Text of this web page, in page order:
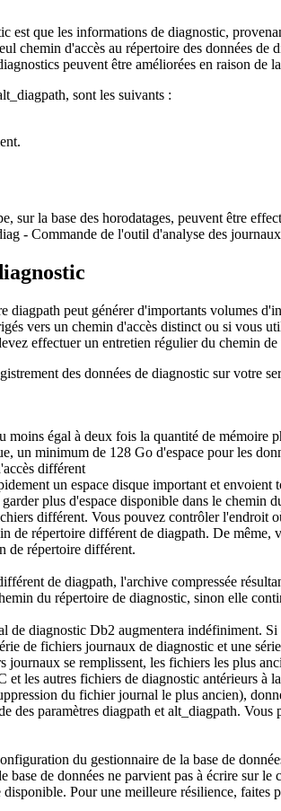
que les informations de diagnostic,
chemin d'accès au répertoire des données
peuvent être améliorées en raison
, sont les suivants :
la base des horodatages, peuvent être
- Commande de l'outil d'analyse des
diagpath peut générer d'importants volumes
vers un chemin d'accès distinct ou si vous
effectuer un entretien régulier du chemin
des données de diagnostic sur votre
égal à deux fois la quantité de
un minimum de 128 Go d'espace pour les
différent
un espace disque important et envoient
plus d'espace disponible dans le chemin
différent. Vous pouvez contrôler l'endroit
de répertoire différent de diagpath. De même,
de répertoire différent.
de diagpath, l'archive compressée
du répertoire de diagnostic, sinon elle
de diagnostic Db2 augmentera indéfiniment.
de fichiers journaux de diagnostic et une
journaux se remplissent, les fichiers les plus
et les autres fichiers de diagnostic antérieurs à
du fichier journal le plus ancien),
des paramètres diagpath et alt_diagpath. Vous
du gestionnaire de la base de
de données ne parvient pas à écrire sur le
disponible. Pour une meilleure résilience, faites